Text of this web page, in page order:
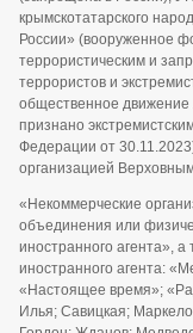
крымскотатарского
России» (вооруженное
террористическим и
террористов и
общественное движение
признано
Федерации от
организацией
«Некоммерческие
объединения или
иностранного агента»,
иностранного агента:
«Настоящее время»;
Илья; Савицкая;